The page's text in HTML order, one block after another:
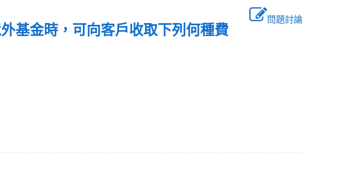
問題討論
基金時，可向客戶收取下列何種費